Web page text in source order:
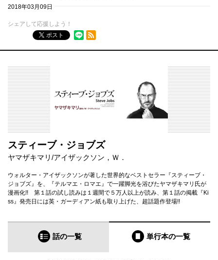
2018年03月09日
シェアして応援しよう！
ポスト
RSSフィード
スティーブ・ジョブズ
ヤマザキマリ /アイザックソン，Ｗ．
ウォルター・アイザックソンが著した世界的なベストセラー『スティーブ・
ジョブズ』を、『テルマエ・ロマエ』で一躍脚光を浴びたヤマザキマリ氏が
漫画化!! 第１話の試し読みは１週間で５万人以上が読み、第１話の掲載『Ki
ss』発売日には英・ガーディアン紙も取り上げた、超話題作登場!!
話の一覧 単行本の一覧